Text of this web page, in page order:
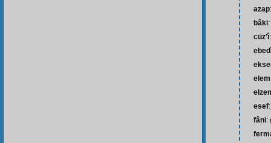
azap
bâki
cüz’î
elem
esef
fâni: